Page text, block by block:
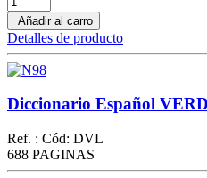
Añadir al carro
Detalles de producto
Diccionario Español
Ref. : Cód: DVL
688 PAGINAS